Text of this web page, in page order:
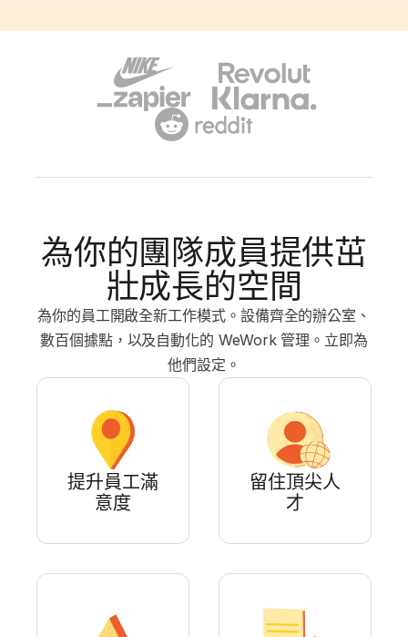
為你的團隊成員提供茁
壯成長的空間
為你的員工開啟全新工作模式。設備齊全的辦公室、
數百個據點，以及自動化的 WeWork 管理。立即為
他們設定。
提升員工滿
意度
留住頂尖人
才